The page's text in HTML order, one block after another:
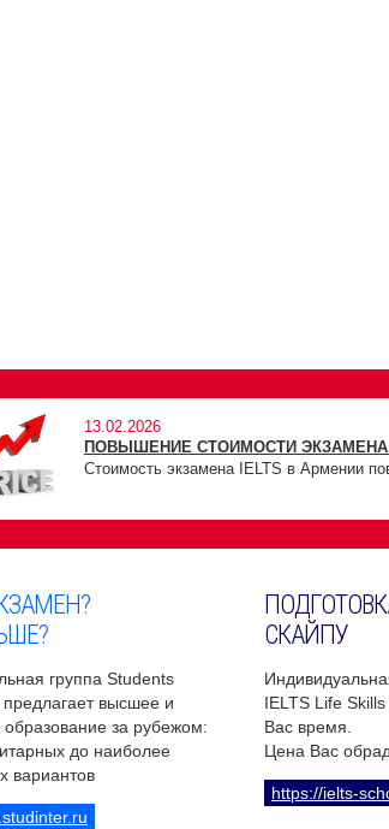
13.02.2026
ПОВЫШЕНИЕ СТОИМОСТИ ЭКЗАМЕНА
Стоимость экзамена IELTS в Армении
группа Students
высшее и
за рубежом:
до наиболее
вариантов
СКАЙПУ
IELTS Life
Вас время.
Цена Вас
https://ielts-